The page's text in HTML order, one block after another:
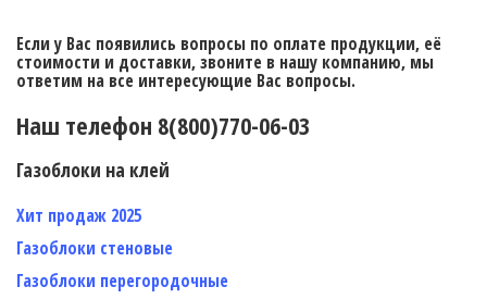
Если у Вас появились вопросы по оплате продукции, её
стоимости и доставки, звоните в нашу компанию, мы
ответим на все интересующие Вас вопросы.
Наш телефон 8(800)770-06-03
Газоблоки на клей
Хит продаж 2025
Газоблоки стеновые
Газоблоки перегородочные